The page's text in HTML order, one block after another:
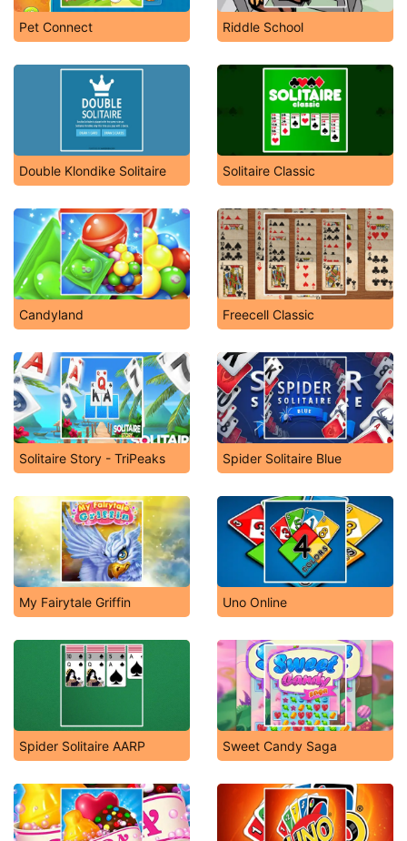
Pet Connect Riddle School
Double Klondike Solitaire Solitaire Classic
Candyland Freecell Classic
Solitaire Story - TriPeaks Spider Solitaire Blue
My Fairytale Griffin Uno Online
Spider Solitaire AARP Sweet Candy Saga